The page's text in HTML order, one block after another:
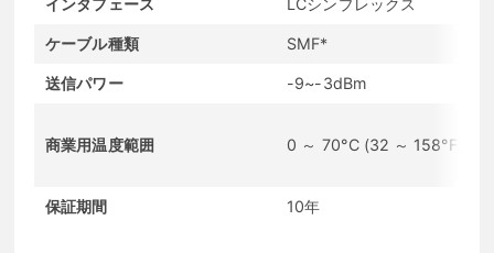
ケーブル種類 SMF*
送信パワー -9~-3dBm
商業用温度範囲 0 ～ 70°C (32 ～ 158°F)
保証期間 10年